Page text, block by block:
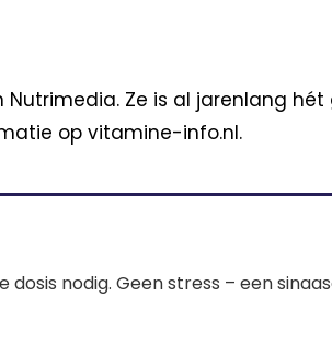
Ze is al jarenlang
op vitamine-info.nl.
nodig. Geen stress – een